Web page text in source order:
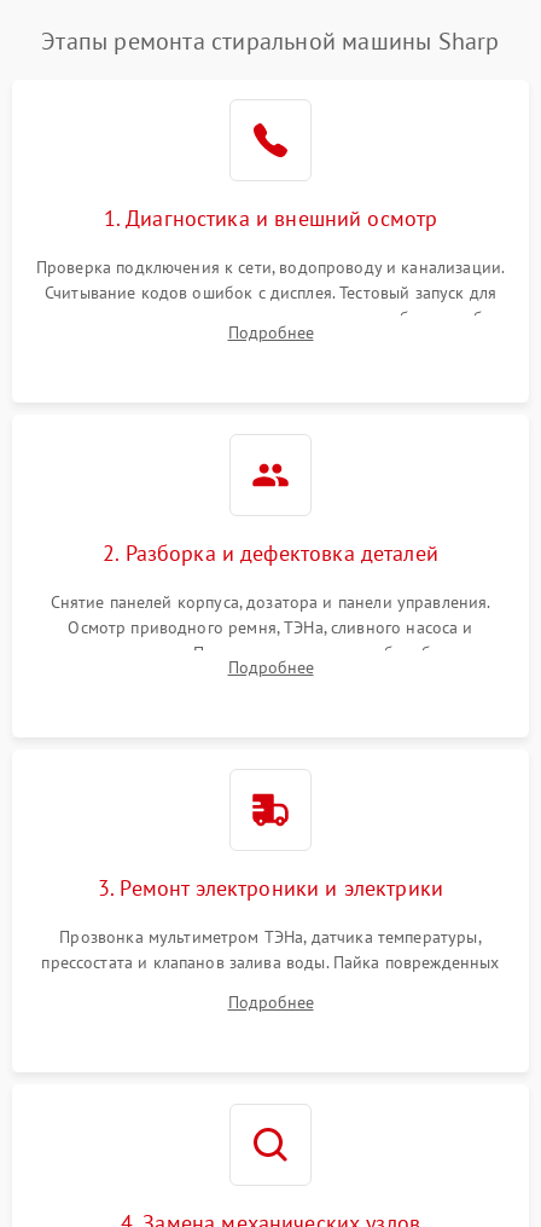
Замена платы управления Подробнее →
Этапы ремонта стиральной машины Sharp
1. Диагностика и внешний осмотр
Проверка подключения к сети, водопроводу и канализации.
Считывание кодов ошибок с дисплея. Тестовый запуск для
выявления посторонних шумов, протечек или сбоев в работе
электронного модуля управления.
Подробнее
2. Разборка и дефектовка деталей
Снятие панелей корпуса, дозатора и панели управления.
Осмотр приводного ремня, ТЭНа, сливного насоса и
амортизаторов. Проверка подшипников барабана и
крестовины на износ, а манжеты люка на разрывы.
Подробнее
3. Ремонт электроники и электрики
Прозвонка мультиметром ТЭНа, датчика температуры,
прессостата и клапанов залива воды. Пайка поврежденных
Восстановление целостности проводки и контактов.
Подробнее